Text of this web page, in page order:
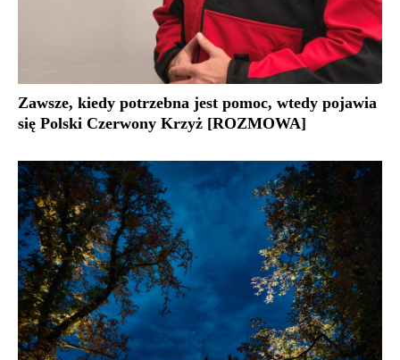
Zawsze, kiedy potrzebna jest pomoc, wtedy pojawia
się Polski Czerwony Krzyż [ROZMOWA]